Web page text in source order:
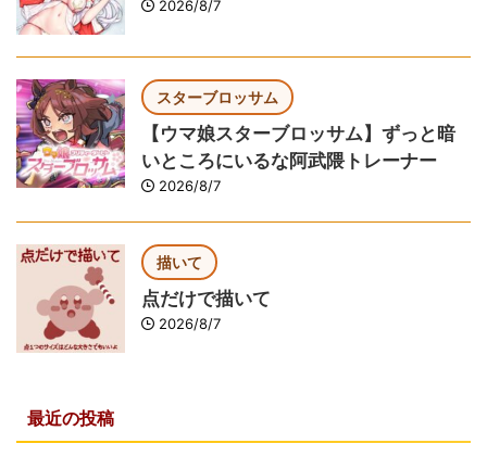
2026/8/7
スターブロッサム
【ウマ娘スターブロッサム】ずっと暗
いところにいるな阿武隈トレーナー
2026/8/7
描いて
点だけで描いて
2026/8/7
最近の投稿